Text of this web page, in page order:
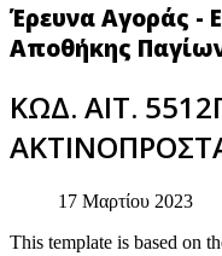
Έρευνα Αγοράς -
Αποθήκης
ΚΩΔ. ΑΙΤ.
17 Μαρτίου 2023
This template is based on